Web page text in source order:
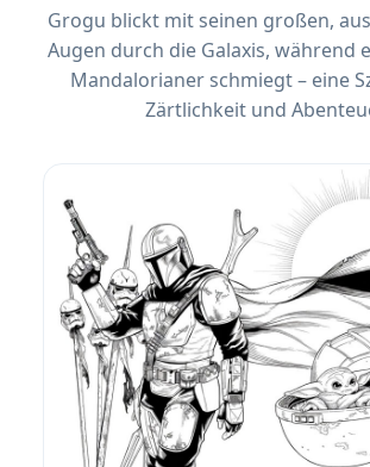
Grogu blickt mit seinen großen,
Augen durch die Galaxis, während
Mandalorianer schmiegt – eine
Zärtlichkeit und